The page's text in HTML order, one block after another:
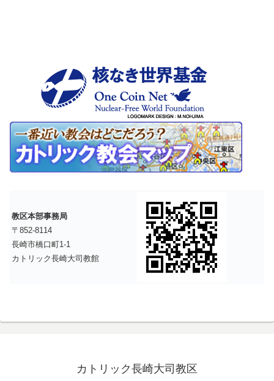
教区本部事務局
〒852-8114
長崎市橋口町1-1
カトリック長崎大司教館
カトリック長崎大司教区